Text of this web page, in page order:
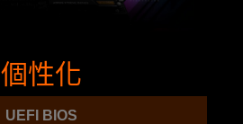
個性化
UEFI BIOS